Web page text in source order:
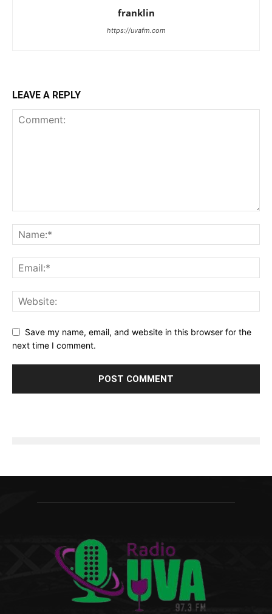
franklin
https://uvafm.com
LEAVE A REPLY
Save my name, email, and website in this browser for the
next time I comment.